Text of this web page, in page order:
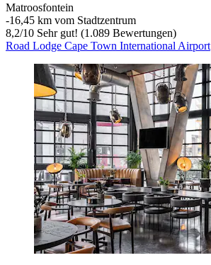
Matroosfontein
‐16,45 km vom Stadtzentrum
8,2/10 Sehr gut! (1.089 Bewertungen)
Road Lodge Cape Town International Airport